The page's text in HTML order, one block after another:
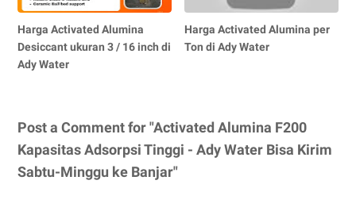
Harga Activated Alumina
Desiccant ukuran 3 / 16 inch di
Ady Water
Harga Activated Alumina per
Ton di Ady Water
Post a Comment for "Activated Alumina F200
Kapasitas Adsorpsi Tinggi - Ady Water Bisa Kirim
Sabtu-Minggu ke Banjar"